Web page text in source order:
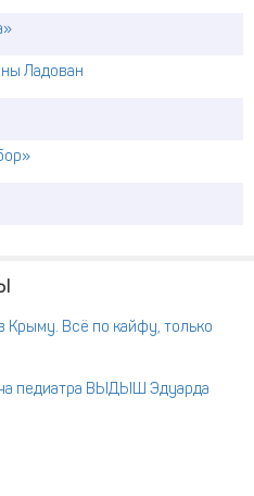
Ладован
Всё по кайфу, только
педиатра ВЫДЫШ Эдуарда